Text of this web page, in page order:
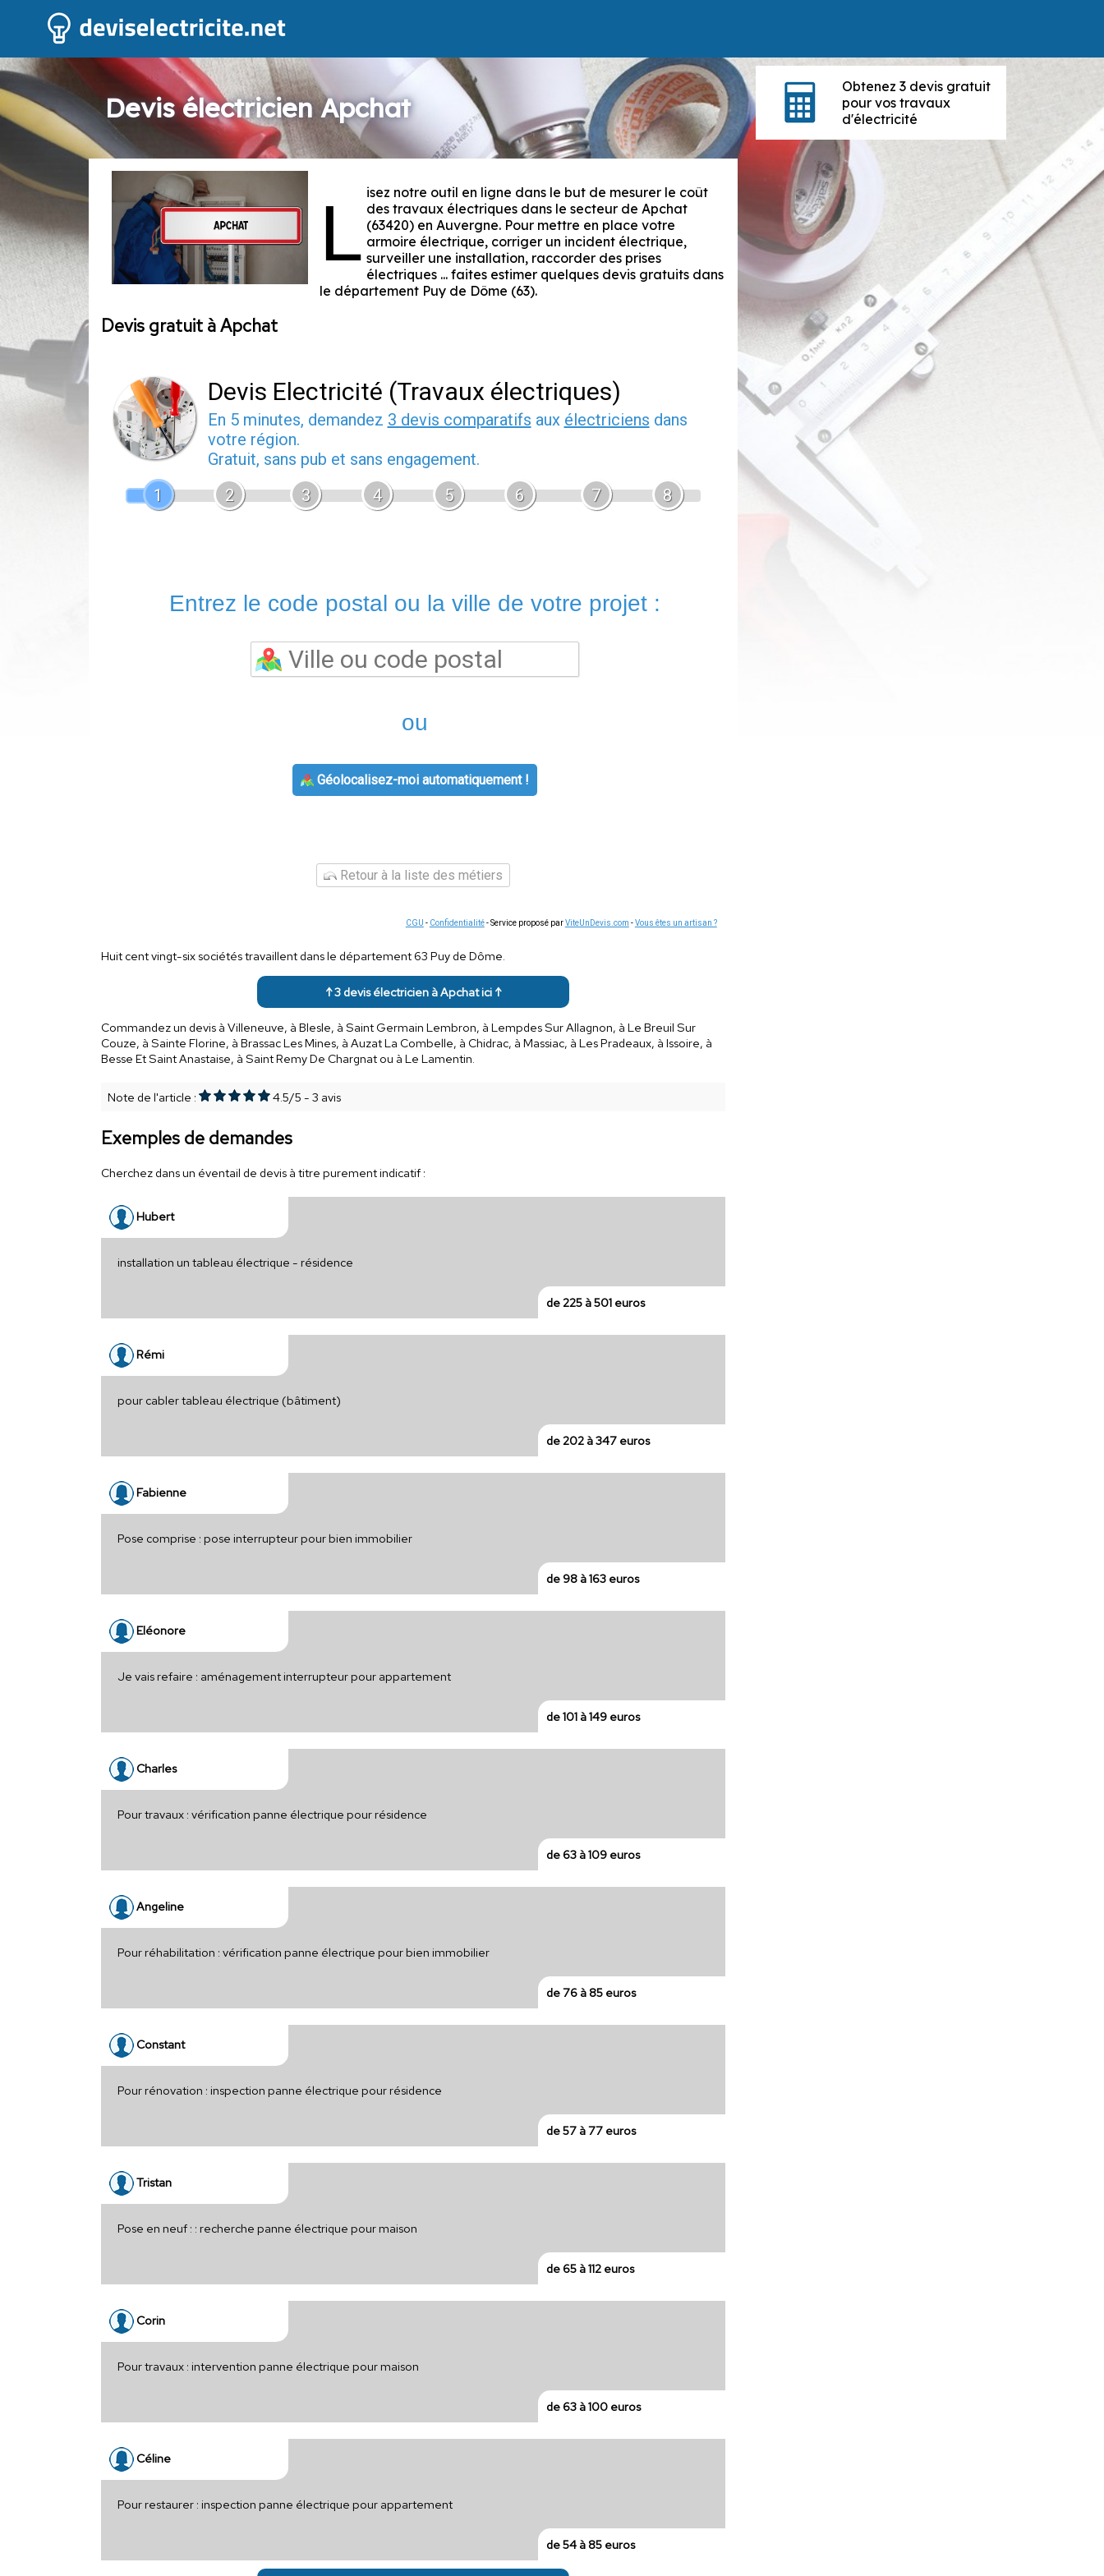
Devis électricien Apchat
L isez notre outil en ligne dans le but de mesurer le coût
des travaux électriques dans le secteur de Apchat
(63420) en Auvergne. Pour mettre en place votre
armoire électrique, corriger un incident électrique,
surveiller une installation, raccorder des prises
électriques ... faites estimer quelques devis gratuits dans
le département Puy de Dôme (63).
Devis gratuit à Apchat
Devis Electricité (Travaux électriques)
En 5 minutes, demandez 3 devis comparatifs aux électriciens dans
votre région.
Gratuit, sans pub et sans engagement.
1
2 3 4 5 6 7 8
Entrez le code postal ou la ville de votre projet :
ou
Géolocalisez-moi automatiquement !
Retour à la liste des métiers
CGU - Confidentialité- Service proposé parViteUnDevis.com -Vous êtes un artisan ?
Huit cent vingt-six sociétés travaillent dans le département 63 Puy de Dôme.
↑ 3 devis électricien à Apchat ici ↑
Commandez un devis à Villeneuve, à Blesle, à Saint Germain Lembron, à Lempdes Sur Allagnon, à Le Breuil Sur
Couze, à Sainte Florine, à Brassac Les Mines, à Auzat La Combelle, à Chidrac, à Massiac, à Les Pradeaux, à Issoire, à
Besse Et Saint Anastaise, à Saint Remy De Chargnat ou à Le Lamentin.
Note de l'article : 4.5/5 - 3 avis
Exemples de demandes
Cherchez dans un éventail de devis à titre purement indicatif :
Hubert
installation un tableau électrique - résidence
de 225 à 501 euros
Rémi
pour cabler tableau électrique (bâtiment)
de 202 à 347 euros
Fabienne
Pose comprise : pose interrupteur pour bien immobilier
de 98 à 163 euros
Eléonore
Je vais refaire : aménagement interrupteur pour appartement
de 101 à 149 euros
Charles
Pour travaux : vérification panne électrique pour résidence
de 63 à 109 euros
Angeline
Pour réhabilitation : vérification panne électrique pour bien immobilier
de 76 à 85 euros
Constant
Pour rénovation : inspection panne électrique pour résidence
de 57 à 77 euros
Tristan
Pose en neuf : : recherche panne électrique pour maison
de 65 à 112 euros
Corin
Pour travaux : intervention panne électrique pour maison
de 63 à 100 euros
Céline
Pour restaurer : inspection panne électrique pour appartement
de 54 à 85 euros
Obtenez 3 devis gratuit
pour vos travaux
d'électricité